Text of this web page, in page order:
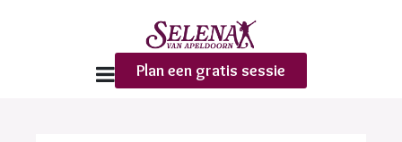
Plan een gratis sessie